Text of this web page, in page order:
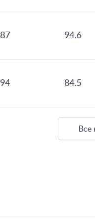
87 94.6
94 84.5
Все